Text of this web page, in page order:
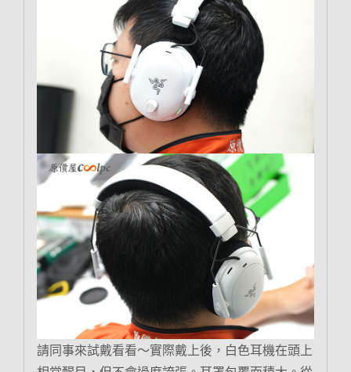
請同事來試戴看看～實際戴上後，白色耳機在頭上